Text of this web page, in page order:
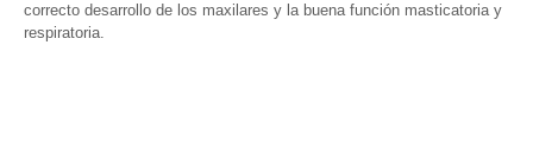
correcto desarrollo de los maxilares y la buena función masticatoria y
respiratoria.